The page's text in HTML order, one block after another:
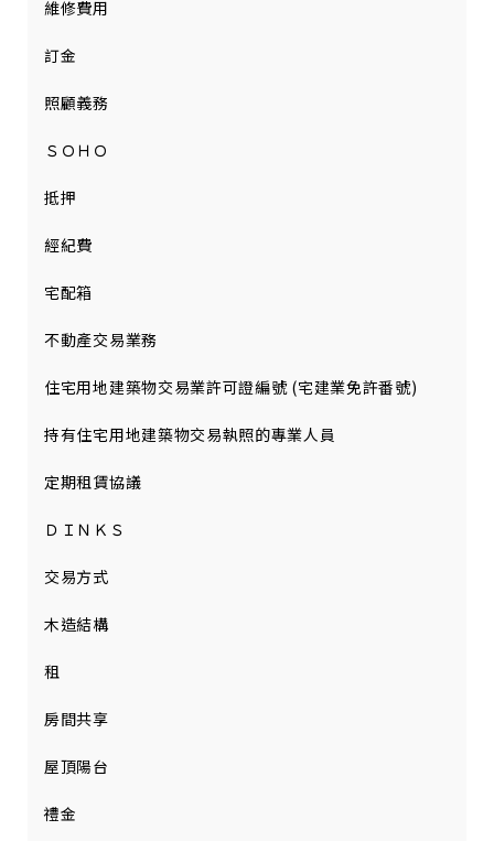
維修費用
訂金
照顧義務
ＳＯＨＯ
抵押
經紀費
宅配箱
不動產交易業務
住宅用地建築物交易業許可證編號 (宅建業免許番號)
持有住宅用地建築物交易執照的專業人員
定期租賃協議
ＤＩＮＫＳ
交易方式
木造結構
租
房間共享
屋頂陽台
禮金